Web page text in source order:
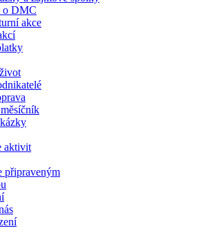
o DMC
akce
aktivit
připraveným